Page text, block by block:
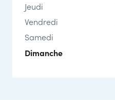
Jeudi
Vendredi
Samedi
Dimanche